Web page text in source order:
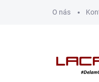
O nás